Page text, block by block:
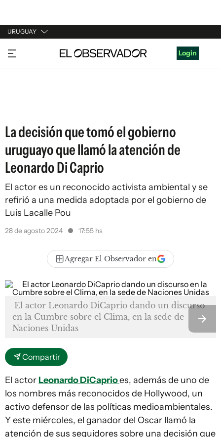
URUGUAY
URUGUAY
ARGENTINA
Login
La decisión que tomó el gobierno
uruguayo que llamó la atención de
Leonardo Di Caprio
El actor es un reconocido activista ambiental y se
refirió a una medida adoptada por el gobierno de
Luis Lacalle Pou
28 de agosto 2024 17:55 hs
Agregar El Observador en
El actor Leonardo DiCaprio dando un discurso
en la Cumbre sobre el Clima, en la sede de
Naciones Unidas
Compartir
El actorLeonardo DiCaprioes, además de uno de
los nombres más reconocidos de Hollywood, un
activo defensor de las políticas medioambientales.
Y este miércoles, el ganador del Oscar llamó la
atención de sus seguidores sobre una decisión que